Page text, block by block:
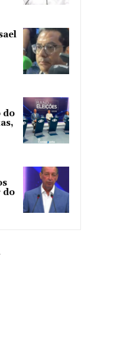
do
do